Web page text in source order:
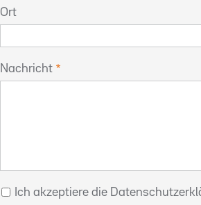
Ort
Nachricht
Ich akzeptiere die